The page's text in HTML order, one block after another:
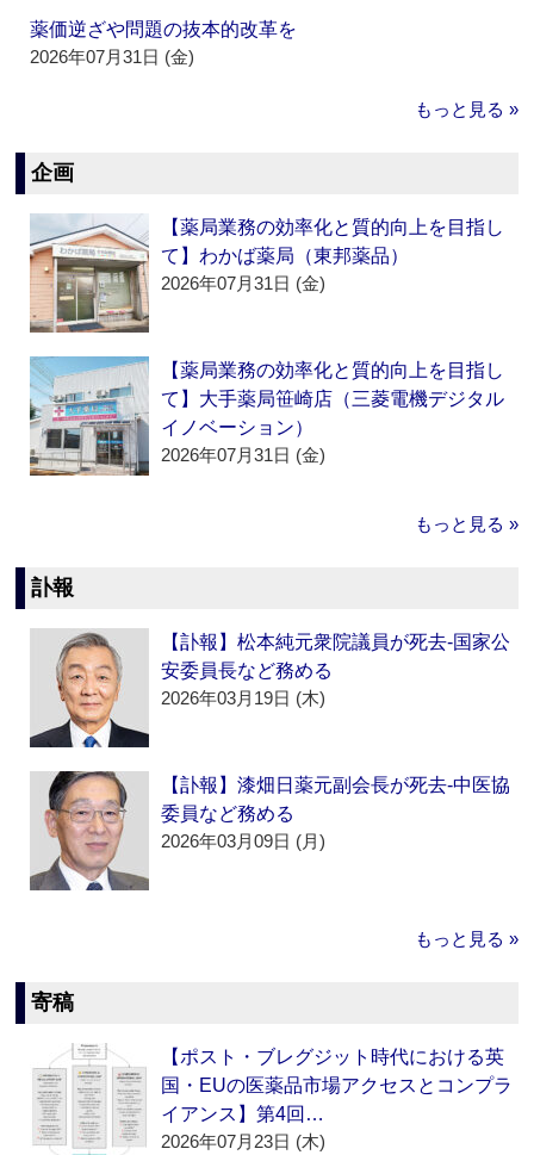
薬価逆ざや問題の抜本的改革を
2026年07月31日 (金)
もっと見る »
企画
【薬局業務の効率化と質的向上を目指し
て】わかば薬局（東邦薬品）
2026年07月31日 (金)
【薬局業務の効率化と質的向上を目指し
て】大手薬局笹崎店（三菱電機デジタル
イノベーション）
2026年07月31日 (金)
もっと見る »
訃報
【訃報】松本純元衆院議員が死去‐国家公
安委員長など務める
2026年03月19日 (木)
【訃報】漆畑日薬元副会長が死去‐中医協
委員など務める
2026年03月09日 (月)
もっと見る »
寄稿
【ポスト・ブレグジット時代における英
国・EUの医薬品市場アクセスとコンプラ
イアンス】第4回…
2026年07月23日 (木)